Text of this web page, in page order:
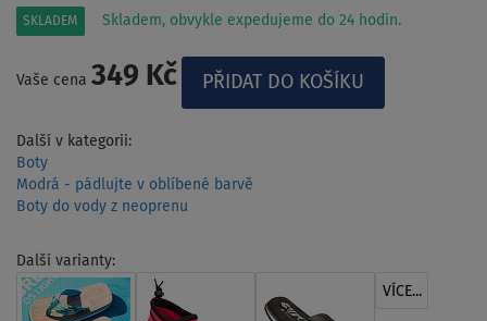
SKLADEM Skladem, obvykle expedujeme do 24 hodin.
Vaše cena 349 Kč
Další v kategorii:
Boty
Modrá - pádlujte v oblíbené barvě
Boty do vody z neoprenu
Další varianty:
VÍCE...